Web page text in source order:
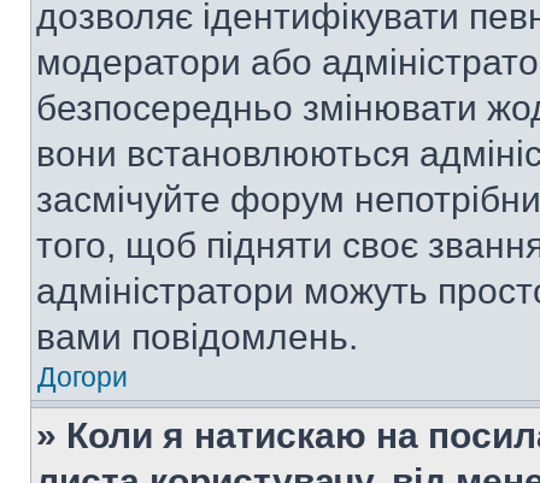
дозволяє ідентифікувати
модератори або
безпосередньо змінювати
вони встановлюються
засмічуйте форум
того, щоб підняти своє
адміністратори можуть
вами повідомлень.
Догори
» Коли я натискаю на